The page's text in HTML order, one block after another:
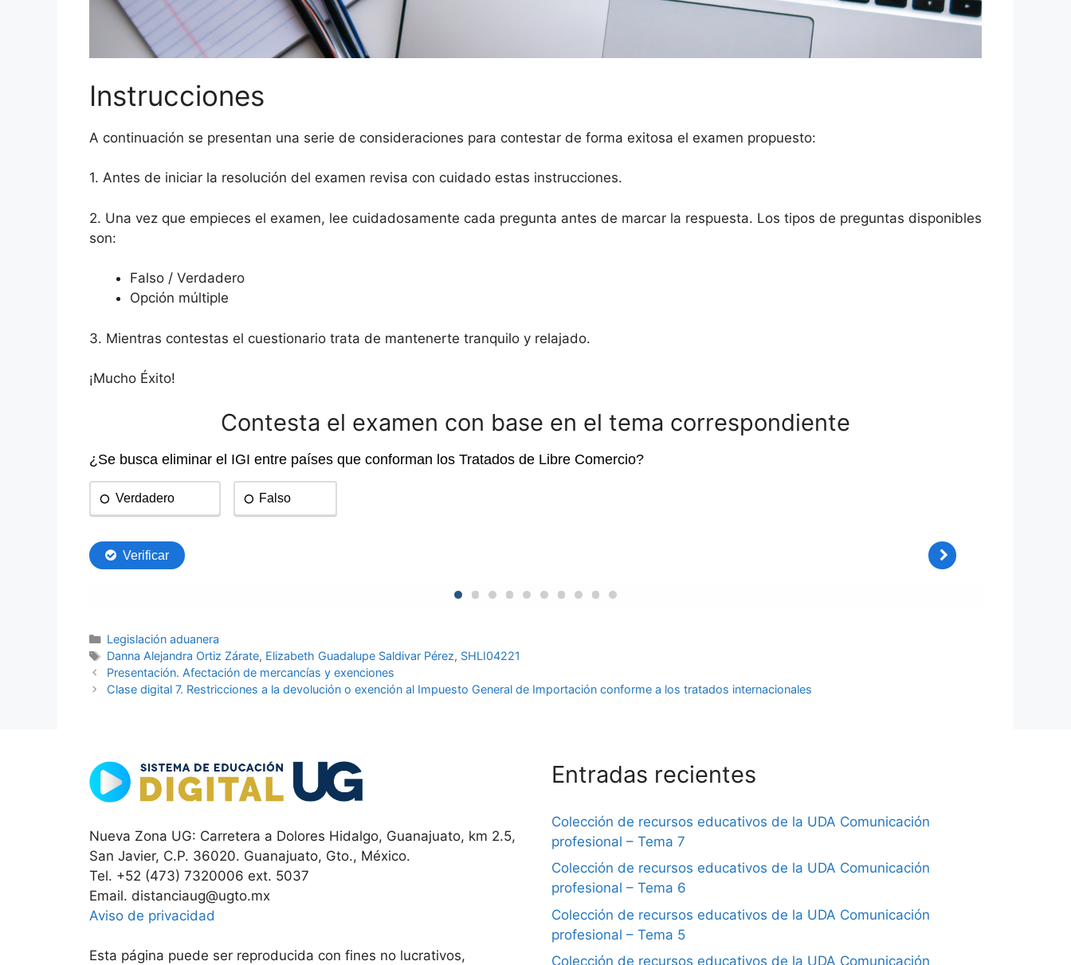
Instrucciones
A continuación se presentan una serie de consideraciones para contestar de forma exitosa el examen propuesto:
1. Antes de iniciar la resolución del examen revisa con cuidado estas instrucciones.
2. Una vez que empieces el examen, lee cuidadosamente cada pregunta antes de marcar la respuesta. Los tipos de preguntas disponibles
son:
Falso / Verdadero
Opción múltiple
3. Mientras contestas el cuestionario trata de mantenerte tranquilo y relajado.
¡Mucho Éxito!
Contesta el examen con base en el tema correspondiente
Categorías
Legislación aduanera
Etiquetas
Danna Alejandra Ortiz Zárate, Elizabeth Guadalupe Saldivar Pérez, SHLI04221
Presentación. Afectación de mercancías y exenciones
Clase digital 7. Restricciones a la devolución o exención al Impuesto General de Importación conforme a los tratados internacionales
Nueva Zona UG: Carretera a Dolores Hidalgo, Guanajuato, km 2.5,
San Javier, C.P. 36020. Guanajuato, Gto., México.
Tel. +52 (473) 7320006 ext. 5037
Email. distanciaug@ugto.mx
Aviso de privacidad
Esta página puede ser reproducida con fines no lucrativos,
Entradas recientes
Colección de recursos educativos de la UDA Comunicación
profesional – Tema 7
Colección de recursos educativos de la UDA Comunicación
profesional – Tema 6
Colección de recursos educativos de la UDA Comunicación
profesional – Tema 5
Colección de recursos educativos de la UDA Comunicación